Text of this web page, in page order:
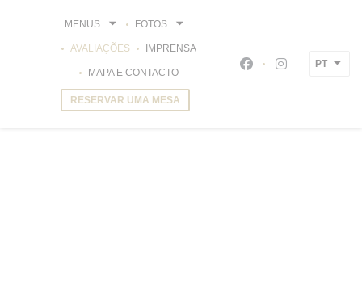
MENUS FOTOS
AVALIAÇÕES IMPRENSA
MAPA E CONTACTO
RESERVAR UMA MESA
Facebook ((abre
Instagram
PT